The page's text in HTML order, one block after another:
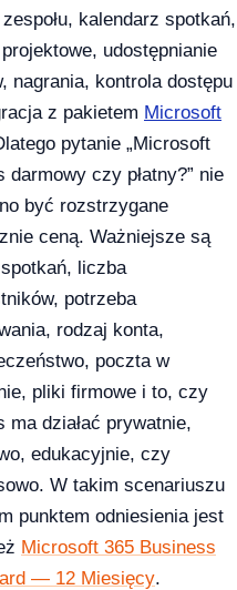
kalendarz spotkań,
udostępnianie
nagrania, kontrola dostępu
z pakietem Microsoft
pytanie „Microsoft
darmowy czy płatny?” nie
być rozstrzygane
ceną. Ważniejsze są
liczba
potrzeba
rodzaj konta,
poczta w
pliki firmowe i to, czy
ma działać prywatnie,
edukacyjnie, czy
W takim scenariuszu
punktem odniesienia jest
Microsoft 365 Business
— 12 Miesięcy.